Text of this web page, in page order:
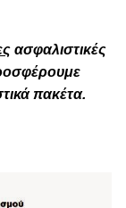
ασφαλιστικές
πακέτα.